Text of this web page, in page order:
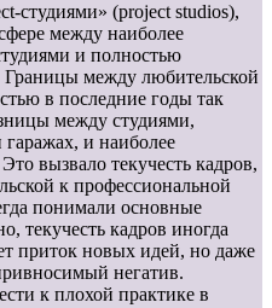
студиями» (project studios),
между наиболее
и полностью
между любительской
в последние годы так
между студиями,
и наиболее
вызвало текучесть кадров,
к профессиональной
понимали основные
текучесть кадров иногда
приток новых идей, но даже
негатив.
к плохой практике в